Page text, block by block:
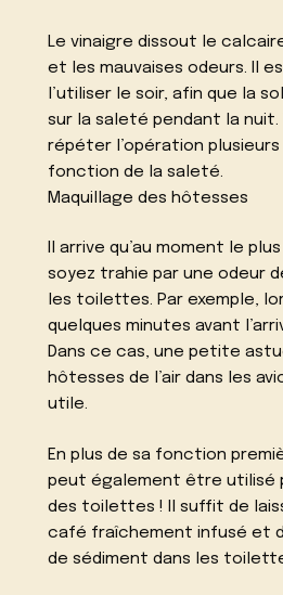
Le vinaigre dissout le
et les mauvaises odeurs. Il
l’utiliser le soir, afin que la
sur la saleté pendant la nuit.
répéter l’opération
fonction de la saleté.
Maquillage des hôtesses
Il arrive qu’au moment le
soyez trahie par une odeur
les toilettes. Par exemple,
quelques minutes avant
Dans ce cas, une petite
hôtesses de l’air dans les
utile.
En plus de sa fonction
peut également être utilisé
des toilettes ! Il suffit de
café fraîchement infusé et
de sédiment dans les